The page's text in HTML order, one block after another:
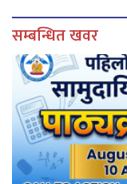
सम्बन्धित खवर